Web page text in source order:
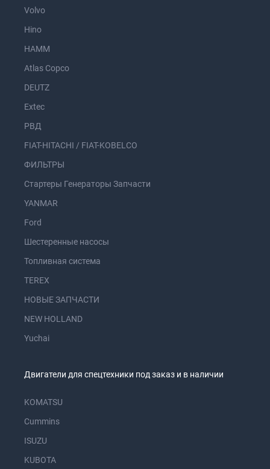
Volvo
Hino
HAMM
Atlas Copco
DEUTZ
Extec
РВД
FIAT-HITACHI / FIAT-KOBELCO
ФИЛЬТРЫ
Стартеры Генераторы Запчасти
YANMAR
Ford
Шестеренные насосы
Топливная система
TEREX
НОВЫЕ ЗАПЧАСТИ
NEW HOLLAND
Yuchai
Двигатели для спецтехники под заказ и в наличии
KOMATSU
Cummins
ISUZU
KUBOTA